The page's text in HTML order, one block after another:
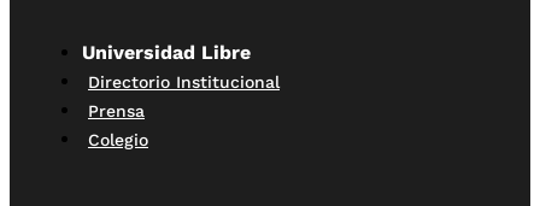
Universidad Libre
Directorio Institucional
Prensa
Colegio